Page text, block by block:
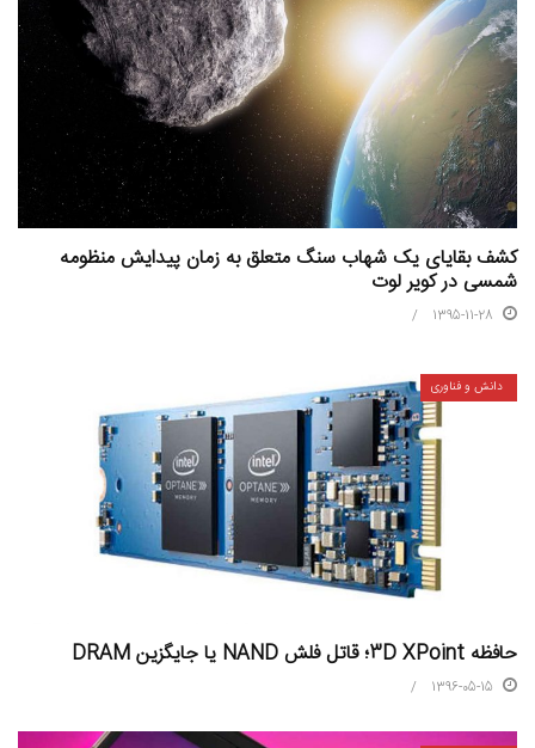
کشف بقایای یک شهاب سنگ متعلق به زمان پیدایش منظومه
شمسی در کویر لوت
1395-11-28
دانش و فناوری
حافظه 3D XPoint؛ قاتل فلش NAND یا جایگزین DRAM
1396-05-15